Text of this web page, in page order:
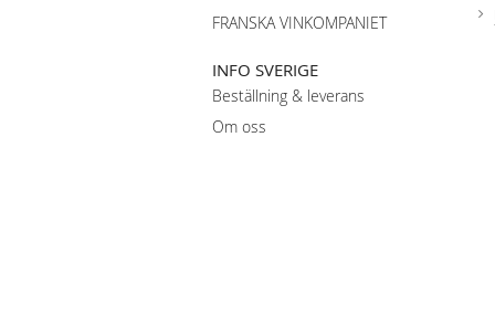
FRANSKA VINKOMPANIET
INFO SVERIGE
Beställning & leverans
Om oss